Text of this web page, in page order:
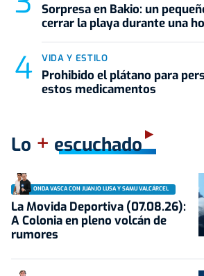
Sorpresa en Bakio: un
cerrar la playa durante una
VIDA Y ESTILO
Prohibido el plátano para
estos medicamentos
Lo + escuchado
ONDA VASCA CON JUANJO LUSA Y SAMU VALCÁRCEL
La Movida Deportiva (07.08.26):
A Colonia en pleno volcán de
rumores